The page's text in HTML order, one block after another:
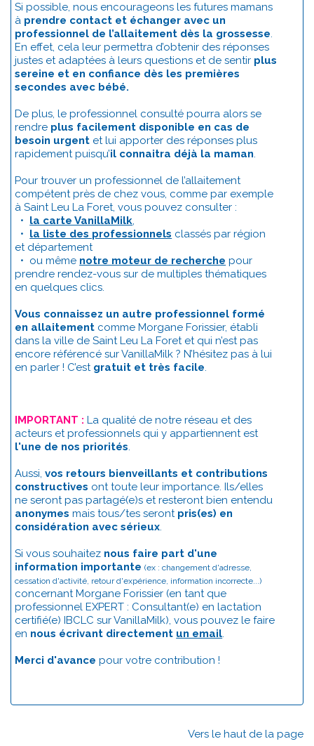
Si possible, nous encourageons les futures mamans
à prendre contact et échanger avec un
professionnel de l’allaitement dès la grossesse.
En effet, cela leur permettra d’obtenir des réponses
justes et adaptées à leurs questions et de sentir plus
sereine et en confiance dès les premières
secondes avec bébé.
De plus, le professionnel consulté pourra alors se
rendre plus facilement disponible en cas de
besoin urgent et lui apporter des réponses plus
rapidement puisqu’il connaitra déjà la maman.
Pour trouver un professionnel de l’allaitement
compétent près de chez vous, comme par exemple
à Saint Leu La Foret, vous pouvez consulter :
• la carte VanillaMilk,
• la liste des professionnels classés par région
et département
• ou même notre moteur de recherche pour
prendre rendez-vous sur de multiples thématiques
en quelques clics.
Vous connaissez un autre professionnel formé
en allaitement comme Morgane Forissier, établi
dans la ville de Saint Leu La Foret et qui n’est pas
encore référencé sur VanillaMilk ? N’hésitez pas à lui
en parler ! C’est gratuit et très facile.
IMPORTANT : La qualité de notre réseau et des
acteurs et professionnels qui y appartiennent est
l'une de nos priorités.
Aussi,vos retours bienveillants et contributions
constructives ont toute leur importance. Ils/elles
ne seront pas partagé(e)s et resteront bien entendu
anonymes mais tous/tes seront pris(es) en
considération avec sérieux.
Si vous souhaitez nous faire part d'une
information importante (ex : changement d'adresse,
cessation d'activité, retour d'expérience, information incorrecte...)
concernant Morgane Forissier (en tant que
professionnel EXPERT : Consultant(e) en lactation
certifié(e) IBCLC sur VanillaMilk), vous pouvez le faire
en nous écrivant directement un email.
Merci d'avance pour votre contribution !
Vers le haut de la page